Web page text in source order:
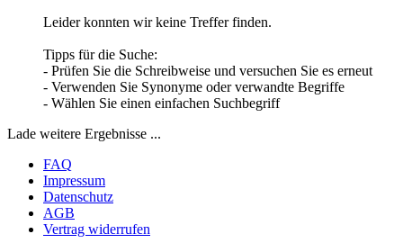
Leider konnten wir keine Treffer finden.
Tipps für die Suche:
- Prüfen Sie die Schreibweise und versuchen Sie es erneut
- Verwenden Sie Synonyme oder verwandte Begriffe
- Wählen Sie einen einfachen Suchbegriff
Lade weitere Ergebnisse ...
FAQ
Impressum
Datenschutz
AGB
Vertrag widerrufen